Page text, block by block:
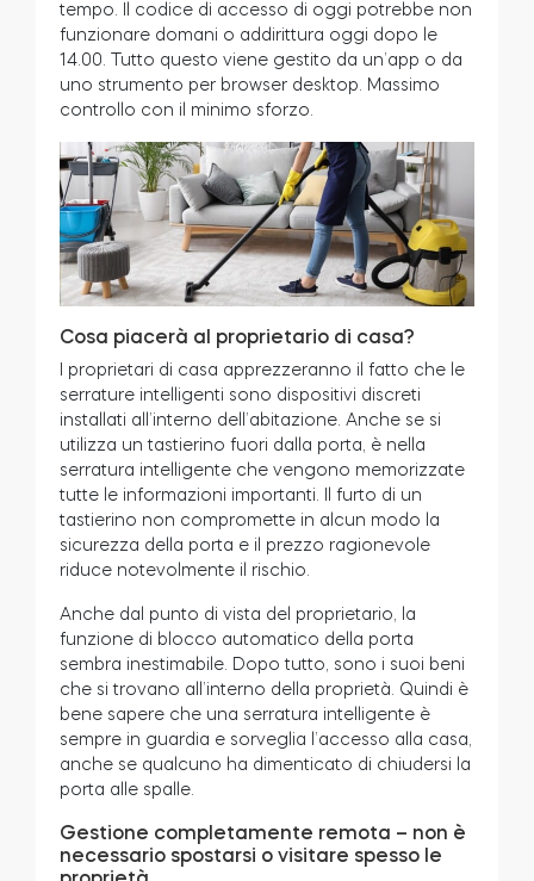
tempo. Il codice di accesso di oggi potrebbe non
funzionare domani o addirittura oggi dopo le
14.00. Tutto questo viene gestito da un’app o da
uno strumento per browser desktop. Massimo
controllo con il minimo sforzo.
Cosa piacerà al proprietario di casa?
I proprietari di casa apprezzeranno il fatto che le
serrature intelligenti sono dispositivi discreti
installati all’interno dell’abitazione. Anche se si
utilizza un tastierino fuori dalla porta, è nella
serratura intelligente che vengono memorizzate
tutte le informazioni importanti. Il furto di un
tastierino non compromette in alcun modo la
sicurezza della porta e il prezzo ragionevole
riduce notevolmente il rischio.
Anche dal punto di vista del proprietario, la
funzione di blocco automatico della porta
sembra inestimabile. Dopo tutto, sono i suoi beni
che si trovano all’interno della proprietà. Quindi è
bene sapere che una serratura intelligente è
sempre in guardia e sorveglia l’accesso alla casa,
anche se qualcuno ha dimenticato di chiudersi la
porta alle spalle.
Gestione completamente remota – non è
necessario spostarsi o visitare spesso le
proprietà.